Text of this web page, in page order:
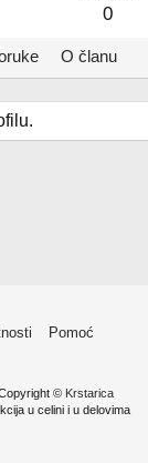
0
O članu
Pomoć
© Krstarica
u celini i u delovima